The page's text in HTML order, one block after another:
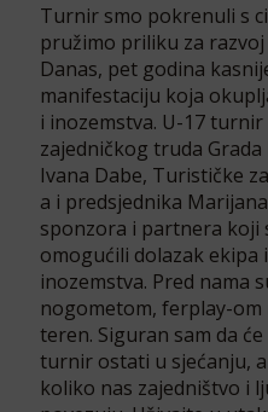
Turnir smo pokrenuli s
pružimo priliku za
Danas, pet godina
manifestaciju koja
i inozemstva. U-17
zajedničkog truda
Ivana Dabe, Turističke
a i predsjednika
sponzora i partnera koji
omogućili dolazak ekipa
inozemstva. Pred nama
nogometom, ferplay-
teren. Siguran sam da
turnir ostati u sjećanju,
koliko nas zajedništvo i